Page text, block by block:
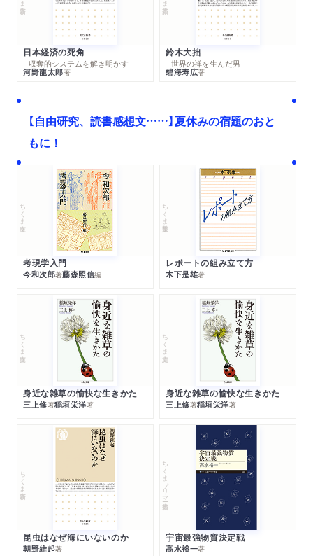
日本経済の死角
─収奪的システムを解き明かす
河野龍太郎著
鈴木大拙
─世界の禅を生んだ男
碧海寿広著
【自由研究、読書感想文……】夏休みの宿題のおと
もに！
ちくま文庫
考現学入門
今和次郎著藤森照信編
ちくま学芸文庫
レポートの組み立て方
木下是雄著
ちくま文庫
身近な雑草の愉快な生きかた
三上修著稲垣栄洋著
ちくま文庫
身近な雑草の愉快な生きかた
三上修著稲垣栄洋著
ちくま新書
昆虫はなぜ海にいないのか
朝野維起著
ちくまプリマー新書
宇宙最強物質決定戦
高水裕一著